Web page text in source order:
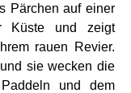
Pärchen auf einer
Küste und zeigt
rauen Revier.
sie wecken die
und dem